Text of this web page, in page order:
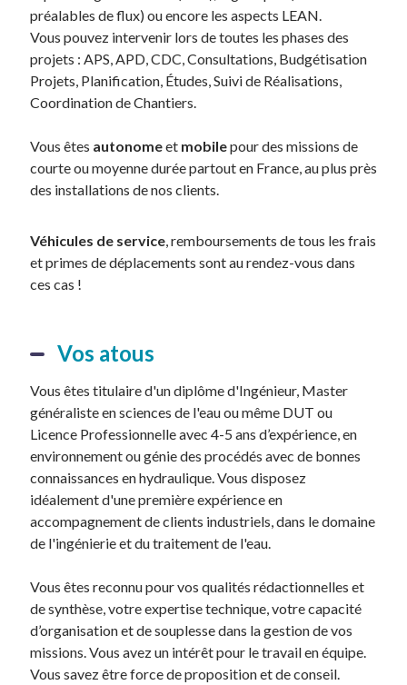
préalables de flux) ou encore les aspects LEAN.
Vous pouvez intervenir lors de toutes les phases des
projets : APS, APD, CDC, Consultations, Budgétisation
Projets, Planification, Études, Suivi de Réalisations,
Coordination de Chantiers.
Vous êtes autonomeet mobilepour des missions de
courte ou moyenne durée partout en France, au plus près
des installations de nos clients.
Véhicules de service, remboursements de tous les frais
et primes de déplacements sont au rendez-vous dans
ces cas !
Vos atous
Vous êtes titulaire d'un diplôme d'Ingénieur, Master
généraliste en sciences de l'eau ou même DUT ou
Licence Professionnelle avec 4-5 ans d’expérience, en
environnement ou génie des procédés avec de bonnes
connaissances en hydraulique. Vous disposez
idéalement d'une première expérience en
accompagnement de clients industriels, dans le domaine
de l'ingénierie et du traitement de l'eau.
Vous êtes reconnu pour vos qualités rédactionnelles et
de synthèse, votre expertise technique, votre capacité
d’organisation et de souplesse dans la gestion de vos
missions. Vous avez un intérêt pour le travail en équipe.
Vous savez être force de proposition et de conseil.